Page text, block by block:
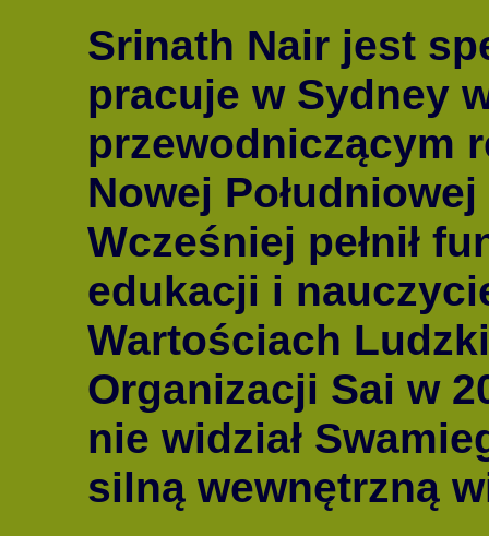
Srinath Nair jest
pracuje w Sydney
przewodniczącym
Nowej
Wcześniej pełnił
edukacji i
Wartościach
Organizacji Sai w
nie widział
silną wewnętrzną